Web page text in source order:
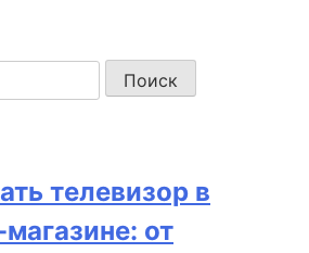
телевизор в
от